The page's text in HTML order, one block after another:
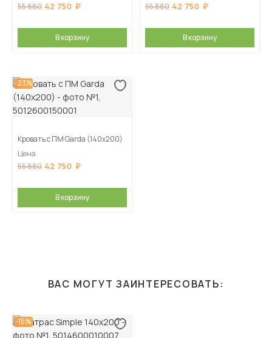
55 880 42 750
В корзину
55 880 42 750
В корзину
-23%
Кровать с ПМ Garda (140х200)
Цена
55 880 42 750
В корзину
ВАС МОГУТ ЗАИНТЕРЕСОВАТЬ:
-15%